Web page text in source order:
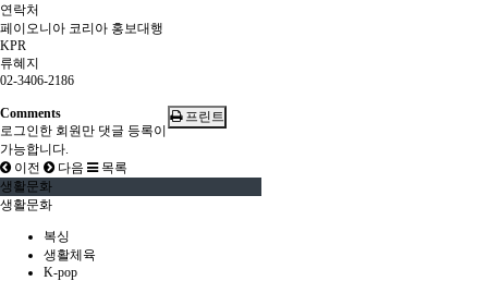
연락처
페이오니아 코리아 홍보대행
KPR
류혜지
02-3406-2186
프린트
Comments
로그인한 회원만 댓글 등록이
가능합니다.
이전
다음
목록
생활문화
생활문화
복싱
생활체육
K-pop